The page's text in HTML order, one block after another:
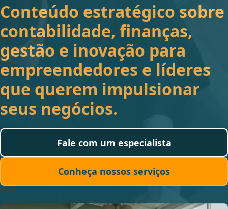
Conteúdo estratégico sobre
contabilidade, finanças,
gestão e inovação para
empreendedores e líderes
que querem impulsionar
seus negócios.
Fale com um especialista
Conheça nossos serviços